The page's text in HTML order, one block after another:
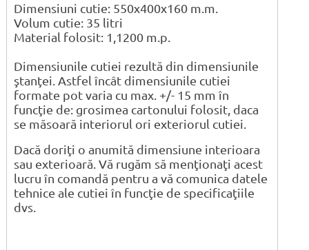
Dimensiuni cutie: 550x400x160 m.m.
Volum cutie: 35 litri
Material folosit: 1,1200 m.p.
Dimensiunile cutiei rezultă din dimensiunile
ştanţei. Astfel încât dimensiunile cutiei
formate pot varia cu max. +/- 15 mm în
funcţie de: grosimea cartonului folosit, daca
se măsoară interiorul ori exteriorul cutiei.
Dacă doriţi o anumită dimensiune interioara
sau exterioară. Vă rugăm să menţionaţi acest
lucru în comandă pentru a vă comunica datele
tehnice ale cutiei în funcţie de specificaţiile
dvs.